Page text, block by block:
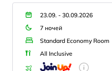
23.09. - 30.09.2026
7 ночей
Standard Economy Room
All Inclusive